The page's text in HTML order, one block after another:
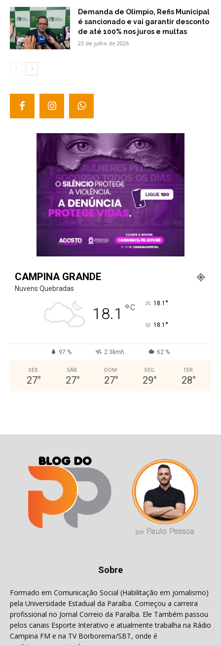
Demanda de Olimpio, Refis Municipal
é sancionado e vai garantir desconto
de até 100% nos juros e multas
23 de julho de 2026
CAMPINA GRANDE
Nuvens Quebradas
18.1 °C 18.1 °
18.1 °
97 % 2.3kmh 62 %
SEX
27°
SÁB
27°
DOM
27°
SEG
29°
TER
28°
Sobre
Formado em Comunicação Social (Habilitação em jornalismo)
pela Universidade Estadual da Paraíba. Começou a carreira
profissional no Jornal Correio da Paraíba. Ele Também passou
pelos canais Esporte Interativo e atualmente trabalha na Rádio
Campina FM e na TV Borborema/SBT, onde é